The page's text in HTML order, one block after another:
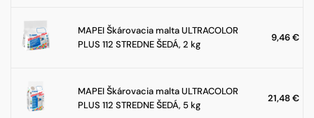
MAPEI Škárovacia malta ULTRACOLOR
PLUS 112 STREDNE ŠEDÁ, 2 kg
9,46€
MAPEI Škárovacia malta ULTRACOLOR
PLUS 112 STREDNE ŠEDÁ, 5 kg
21,48€